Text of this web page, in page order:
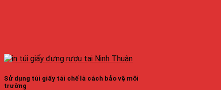
Sử dụng túi giấy tái chế là cách bảo vệ môi
trường